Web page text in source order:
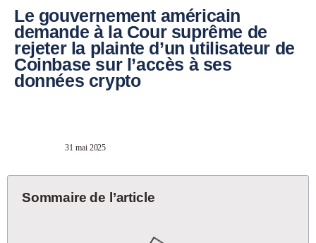
Le gouvernement américain
demande à la Cour suprême de
rejeter la plainte d’un utilisateur de
Coinbase sur l’accès à ses
données crypto
31 mai 2025
Sommaire de l’article